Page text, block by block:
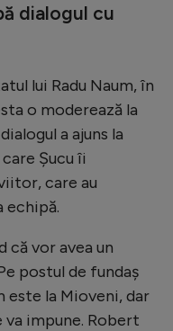
dialogul cu
lui Radu Naum, în
o moderează la
a ajuns la
Șucu îi
care au
echipă.
vor avea un
postul de fundaș
este la Mioveni, dar
impune. Robert